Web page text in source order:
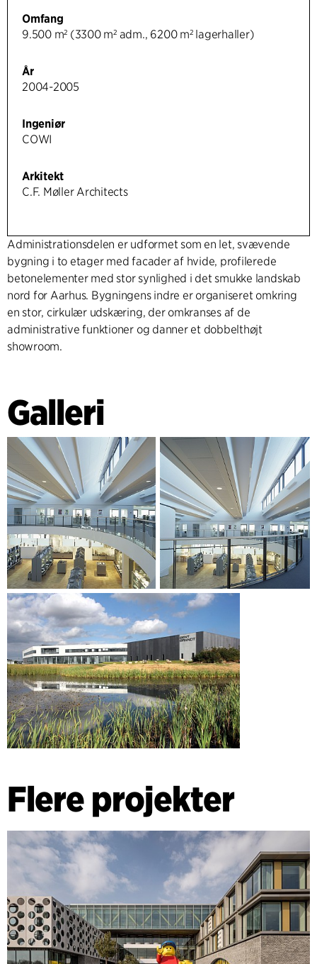
Omfang
9.500 m² (3300 m² adm., 6200 m² lagerhaller)
År
2004-2005
Ingeniør
COWI
Arkitekt
C.F. Møller Architects
Administrationsdelen er udformet som en let, svævende
bygning i to etager med facader af hvide, profilerede
betonelementer med stor synlighed i det smukke landskab
nord for Aarhus. Bygningens indre er organiseret omkring
en stor, cirkulær udskæring, der omkranses af de
administrative funktioner og danner et dobbelthøjt
showroom.
Galleri
Flere projekter